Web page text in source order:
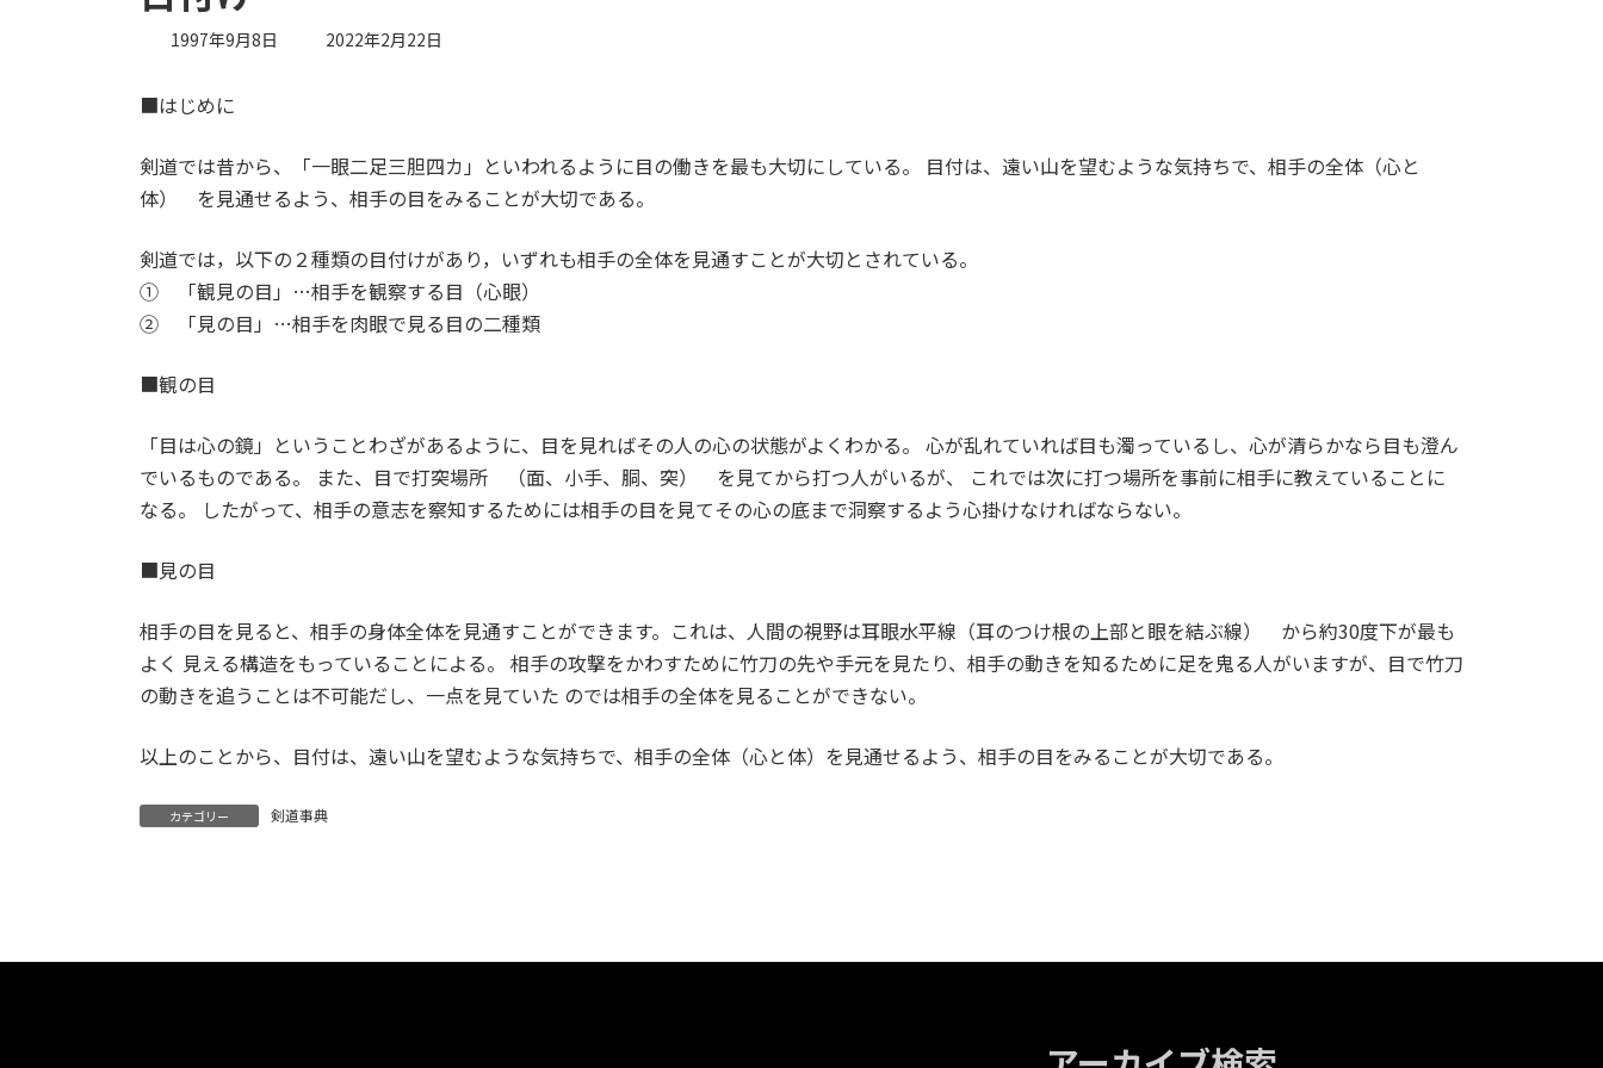
1997年9月8日
最
時
2022年2月22日
■はじめに
剣道では昔から、「一眼二足三胆四カ」といわれるように目の働きを最も大切にしている。 目付は、遠い山を望むような気持ちで、相手の全体（心と
体） を見通せるよう、相手の目をみることが大切である。
剣道では，以下の２種類の目付けがあり，いずれも相手の全体を見通すことが大切とされている。
① 「観見の目」…相手を観察する目（心眼）
② 「見の目」…相手を肉眼で見る目の二種類
■観の目
「目は心の鏡」ということわざがあるように、目を見ればその人の心の状態がよくわかる。 心が乱れていれば目も濁っているし、心が清らかなら目も澄ん
でいるものである。 また、目で打突場所 （面、小手、胴、突） を見てから打つ人がいるが、 これでは次に打つ場所を事前に相手に教えていることに
なる。 したがって、相手の意志を察知するためには相手の目を見てその心の底まで洞察するよう心掛けなければならない。
■見の目
相手の目を見ると、相手の身体全体を見通すことができます。これは、人間の視野は耳眼水平線（耳のつけ根の上部と眼を結ぶ線） から約30度下が最も
よく 見える構造をもっていることによる。 相手の攻撃をかわすために竹刀の先や手元を見たり、相手の動きを知るために足を鬼る人がいますが、目で竹刀
の動きを追うことは不可能だし、一点を見ていた のでは相手の全体を見ることができない。
以上のことから、目付は、遠い山を望むような気持ちで、相手の全体（心と体）を見通せるよう、相手の目をみることが大切である。
カテゴリー 剣道事典